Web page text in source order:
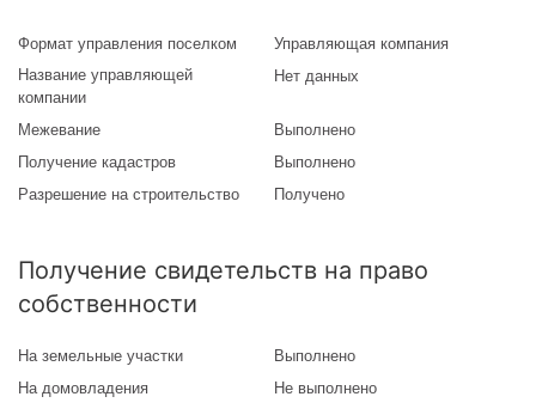
Формат управления поселком
Управляющая компания
Название управляющей
компании
Нет данных
Межевание
Выполнено
Получение кадастров
Выполнено
Разрешение на строительство
Получено
Получение свидетельств на право
собственности
На земельные участки
Выполнено
На домовладения
Не выполнено